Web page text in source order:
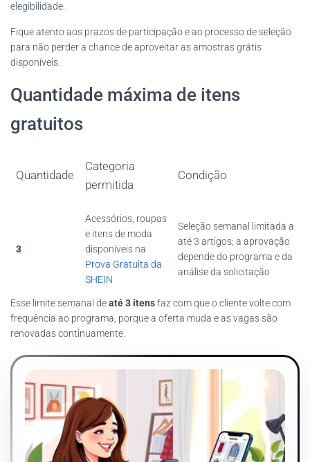
elegibilidade.
Fique atento aos prazos de participação e ao processo de seleção
para não perder a chance de aproveitar as amostras grátis
disponíveis.
Quantidade máxima de itens
gratuitos
Quantidade
Categoria
permitida
Condição
3
Acessórios, roupas
e itens de moda
disponíveis na
Prova Gratuita da
SHEIN
Seleção semanal limitada a
até 3 artigos; a aprovação
depende do programa e da
análise da solicitação
Esse limite semanal deaté 3 itensfaz com que o cliente volte com
frequência ao programa, porque a oferta muda e as vagas são
renovadas continuamente.